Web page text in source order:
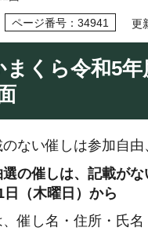
ページ番号：34941 更
まくら令和5年
ない催しは参加自由
選の催しは、記載が
日（木曜日）から
催し名・住所・氏名